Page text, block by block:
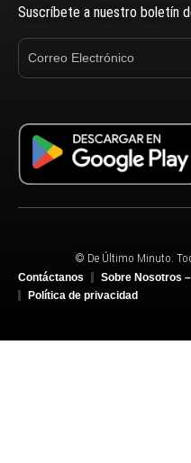
Suscríbete a nuestro boletín
© De Último Minuto.
Contáctanos
Sobre Nosotros
Política de privacidad